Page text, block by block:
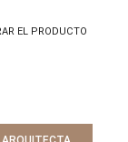
EL PRODUCTO